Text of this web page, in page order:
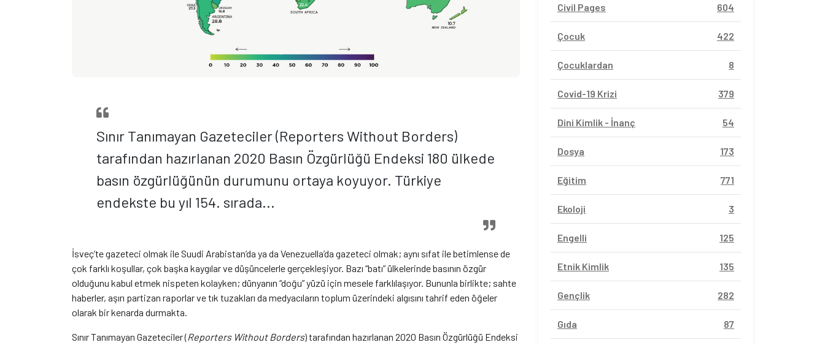
Sınır Tanımayan Gazeteciler (Reporters Without Borders)
tarafından hazırlanan 2020 Basın Özgürlüğü Endeksi 180 ülkede
basın özgürlüğünün durumunu ortaya koyuyor. Türkiye
endekste bu yıl 154. sırada...
İsveç’te gazeteci olmak ile Suudi Arabistan’da ya da Venezuella’da gazeteci olmak; aynı sıfat ile betimlense de
çok farklı koşullar, çok başka kaygılar ve düşüncelerle gerçekleşiyor. Bazı “batı” ülkelerinde basının özgür
olduğunu kabul etmek nispeten kolayken; dünyanın “doğu” yüzü için mesele farklılaşıyor. Bununla birlikte; sahte
haberler, aşırı partizan raporlar ve tık tuzakları da medyacıların toplum üzerindeki algısını tahrif eden öğeler
olarak bir kenarda durmakta.
Sınır Tanımayan Gazeteciler (Reporters Without Borders) tarafından hazırlanan 2020 Basın Özgürlüğü Endeksi
Civil Pages 604
Çocuk 422
Çocuklardan 8
Covid-19 Krizi 379
Dini Kimlik - İnanç 54
Dosya 173
Eğitim 771
Ekoloji 3
Engelli 125
Etnik Kimlik 135
Gençlik 282
Gıda 87